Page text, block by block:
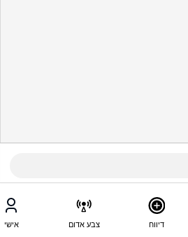
דיווח צבע אדום אישי